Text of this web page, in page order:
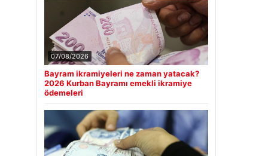
07/08/2026
Bayram ikramiyeleri ne zaman yatacak?
2026 Kurban Bayramı emekli ikramiye
ödemeleri